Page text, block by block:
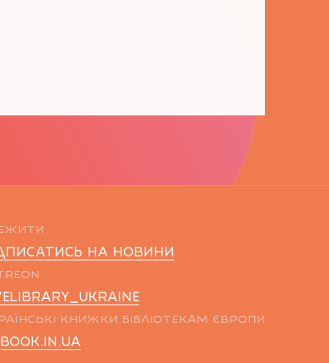
НА НОВИНИ
КНИЖКИ БІБЛІОТЕКАМ ЄВРОПИ